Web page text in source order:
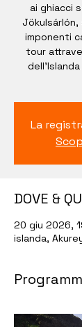
ai ghiacci
Jökulsárlón,
imponenti
tour
La
DOVE &
20 giu 2026,
islanda,